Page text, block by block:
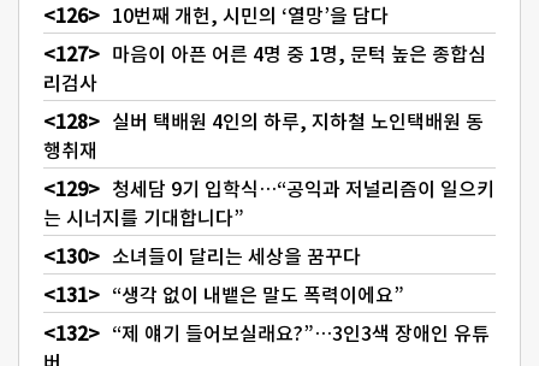
10번째 개헌, 시민의 ‘열망’을 담다
마음이 아픈 어른 4명 중 1명, 문턱 높은 종합심
리검사
실버 택배원 4인의 하루, 지하철 노인택배원 동
행취재
청세담 9기 입학식…“공익과 저널리즘이 일으키
는 시너지를 기대합니다”
소녀들이 달리는 세상을 꿈꾸다
“생각 없이 내뱉은 말도 폭력이에요”
“제 얘기 들어보실래요?”…3인3색 장애인 유튜